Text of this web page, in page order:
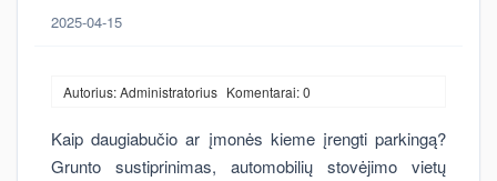
2025-04-15
Autorius: Administratorius Komentarai: 0
Kaip daugiabučio ar įmonės kieme įrengti parkingą?
Grunto sustiprinimas, automobilių stovėjimo vietų